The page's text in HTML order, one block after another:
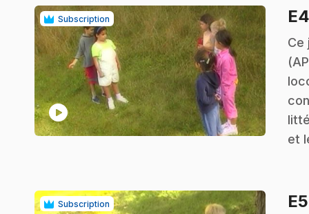
Subscription
play_circle
E4
.Ce
et
Subscription E5